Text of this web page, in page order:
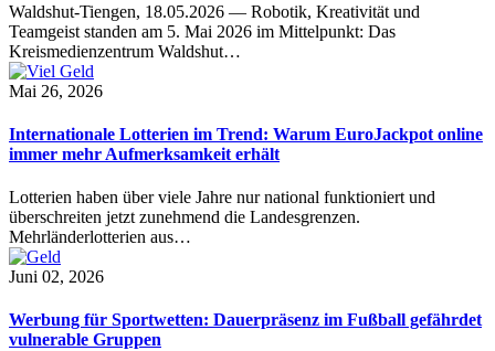
Waldshut-Tiengen, 18.05.2026 — Robotik, Kreativität und
Teamgeist standen am 5. Mai 2026 im Mittelpunkt: Das
Kreismedienzentrum Waldshut…
Mai 26, 2026
Internationale Lotterien im Trend: Warum EuroJackpot online
immer mehr Aufmerksamkeit erhält
Lotterien haben über viele Jahre nur national funktioniert und
überschreiten jetzt zunehmend die Landesgrenzen.
Mehrländerlotterien aus…
Juni 02, 2026
Werbung für Sportwetten: Dauerpräsenz im Fußball gefährdet
vulnerable Gruppen